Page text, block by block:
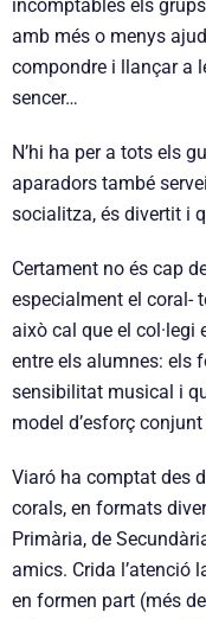
incomptables els
amb més o menys
compondre i llançar a
sencer…
N’hi ha per a tots els
aparadors també
socialitza, és divertit i
Certament no és cap
especialment el coral-
això cal que el
entre els alumnes: els
sensibilitat musical i
model d’esforç
Viaró ha comptat des
corals, en formats
Primària, de
amics. Crida l’atenció
en formen part (més